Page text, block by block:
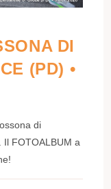
DI
(PD) •
di
Il FOTOALBUM a